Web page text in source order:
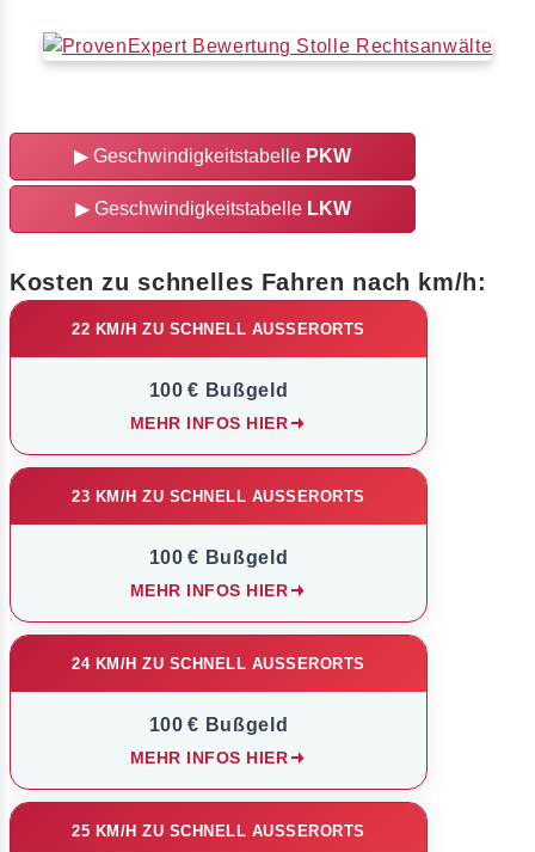
▶ Geschwindigkeitstabelle PKW
▶ Geschwindigkeitstabelle LKW
Kosten zu schnelles Fahren nach km/h:
22 KM/H ZU SCHNELL AUSSERORTS
100 € Bußgeld
MEHR INFOS HIER
23 KM/H ZU SCHNELL AUSSERORTS
100 € Bußgeld
MEHR INFOS HIER
24 KM/H ZU SCHNELL AUSSERORTS
100 € Bußgeld
MEHR INFOS HIER
25 KM/H ZU SCHNELL AUSSERORTS